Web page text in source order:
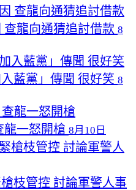
龍向通猜追討借款 8
藍黨」傳聞 很好笑 8
龍一怒開槍 8月10日
枝管控 討論軍警人事